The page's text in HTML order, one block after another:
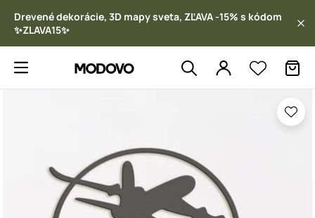
Drevené dekorácie, 3D mapy sveta, ZĽAVA -15% s kódom
✨ZLAVA15✨